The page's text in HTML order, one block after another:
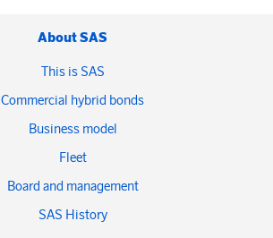
About SAS
This is SAS
Commercial hybrid bonds
Business model
Fleet
Board and management
SAS History